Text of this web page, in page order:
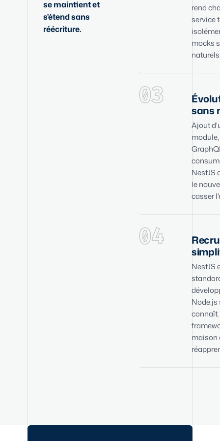
se maintient et
s'étend sans
réécriture.
rend
service
mocks
03
sans
Ajout
NestJS
le
casser
04
NestJS
Node.js
maison